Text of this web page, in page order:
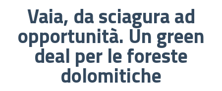
Vaia, da sciagura ad
opportunità. Un green
deal per le foreste
dolomitiche